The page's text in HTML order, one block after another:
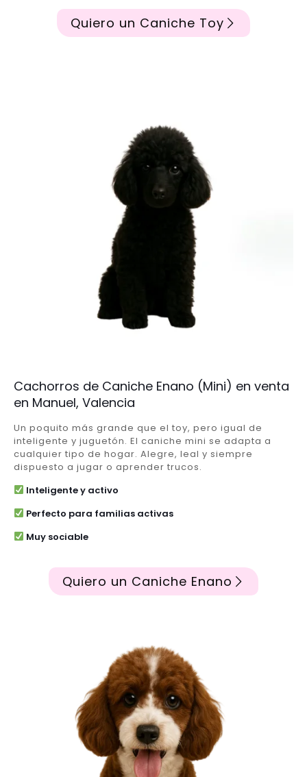
Quiero un Caniche Toy
Cachorros de Caniche Enano (Mini) en venta
en Manuel, Valencia
Un poquito más grande que el toy, pero igual de
inteligente y juguetón. El caniche mini se adapta a
cualquier tipo de hogar. Alegre, leal y siempre
dispuesto a jugar o aprender trucos.
Inteligente y activo
Perfecto para familias activas
Muy sociable
Quiero un Caniche Enano